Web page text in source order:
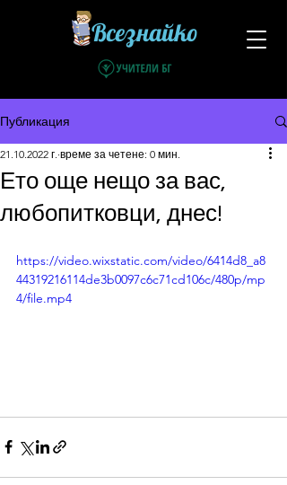
Всезнайко
Публикация
Ето още нещо за вас,
любопитковци, днес!
21.10.2022 г. време за четене: 0 мин.
https://video.wixstatic.com/video/6414d8_a8
44319216114de3b0097c6c71cd106c/480p/mp
4/file.mp4